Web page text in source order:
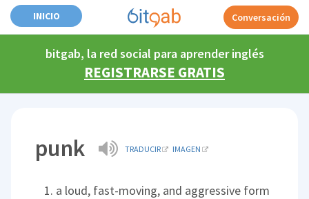
INICIO Conversación
bitgab, la red social para aprender inglés
REGISTRARSE GRATIS
punk TRADUCIR IMAGEN
a loud, fast-moving, and aggressive form